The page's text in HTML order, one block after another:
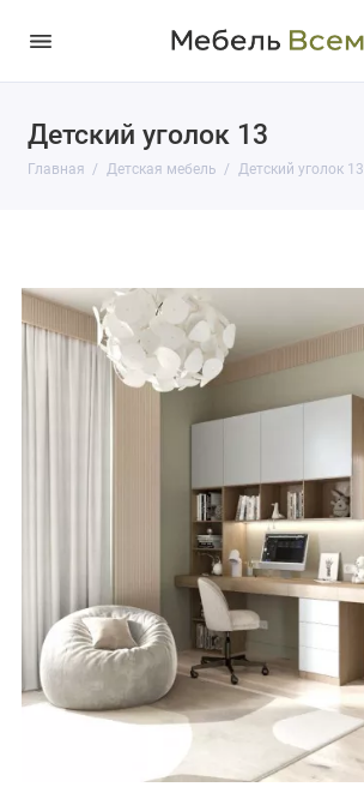
Детский уголок 13
Главная Детская мебель Детский уголок 13